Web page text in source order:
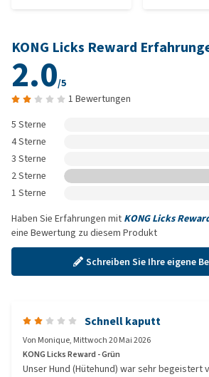
KONG Licks Reward
2.0/5
1 Bewertungen
5 Sterne
4 Sterne
3 Sterne
2 Sterne
1 Sterne
Haben Sie Erfahrungen mit KONG Licks
eine Bewertung zu diesem Produkt
Schreiben Sie Ihre eigene
Schnell kaputt
Von Monique, Mittwoch 20 Mai 2026
KONG Licks Reward - Grün
Unser Hund (Hütehund) war sehr begeistert